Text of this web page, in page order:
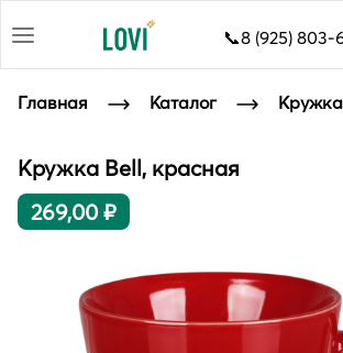
📞8 (925) 803-
Главная Каталог
Кружка Bell, красная
269,00 ₽